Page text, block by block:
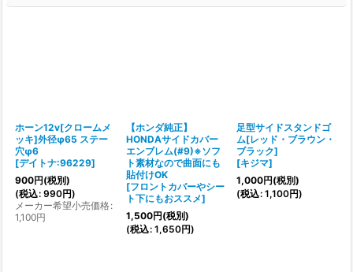
ホーン12v[クロームメ
ッキ]外径φ65 ステー
穴φ6
[デイトナ:96229]
900円(税別)
(税込: 990円)
メーカー希望小売価格:
1,100円
【ホンダ純正】
HONDAサイドカバー
エンブレム(#9)※ソフ
ト素材なので曲面にも
貼付けOK
[フロントカバーやシー
ト下にもおススメ]
1,500円(税別)
(税込: 1,650円)
足型サイドスタンドゴ
ム[レッド・ブラウン・
ブラック]
[キジマ]
1,000円(税別)
(税込: 1,100円)